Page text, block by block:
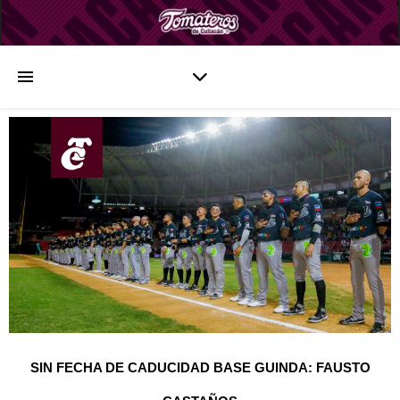
SIN FECHA DE CADUCIDAD BASE GUINDA: FAUSTO